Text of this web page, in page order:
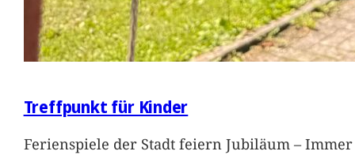
Treffpunkt für Kinder
Ferienspiele der Stadt feiern Jubiläum –